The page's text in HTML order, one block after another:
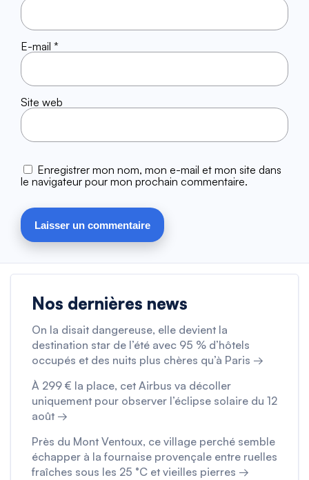
E-mail *
Site web
Enregistrer mon nom, mon e-mail et mon site dans
le navigateur pour mon prochain commentaire.
Nos dernières news
On la disait dangereuse, elle devient la
destination star de l’été avec 95 % d’hôtels
occupés et des nuits plus chères qu’à Paris →
À 299 € la place, cet Airbus va décoller
uniquement pour observer l’éclipse solaire du 12
août →
Près du Mont Ventoux, ce village perché semble
échapper à la fournaise provençale entre ruelles
fraîches sous les 25 °C et vieilles pierres →